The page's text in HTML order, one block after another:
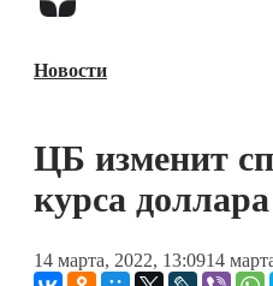
Блокчейн
Технологии
Книги
Новости
ЦБ изменит
курса доллара
14 марта, 2022, 13:0914